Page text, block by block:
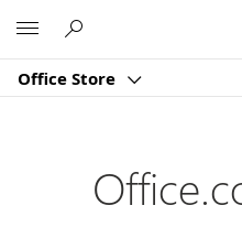
Office Store